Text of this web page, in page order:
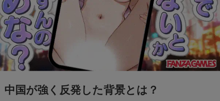
Geminiでエラー1076になる！理由はなぜ？対
処法は？
あつもりまとめ
中国が強く反発した背景とは？